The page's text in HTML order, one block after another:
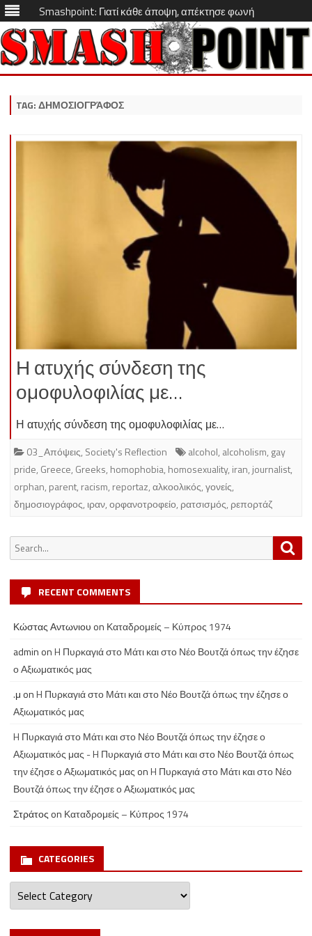
Smashpoint: Γιατί κάθε άποψη, απέκτησε φωνή
Skip
TAG:ΔΗΜΟΣΙΟΓΡΆΦΟΣ
Η ατυχής σύνδεση της
ομοφυλοφιλίας με…
Η ατυχής σύνδεση της ομοφυλοφιλίας με…
03_Απόψεις, Society's Reflection alcohol, alcoholism, gay
pride, Greece, Greeks, homophobia, homosexuality, iran, journalist,
orphan, parent, racism, reportaz,αλκοολικός,γονείς,
δημοσιογράφος, ιραν,ορφανοτροφείο, ρατσισμός, ρεπορτάζ
Search
for:
RECENT COMMENTS
Κώστας Αντωνιου on Καταδρομείς – Κύπρος 1974
admin onH Πυρκαγιά στο Μάτι και στο Νέο Βουτζά όπως την έζησε
ο Αξιωματικός μας
.μ onH Πυρκαγιά στο Μάτι και στο Νέο Βουτζά όπως την έζησε ο
Αξιωματικός μας
H Πυρκαγιά στο Μάτι και στο Νέο Βουτζά όπως την έζησε ο
Αξιωματικός μας - H Πυρκαγιά στο Μάτι και στο Νέο Βουτζά όπως
την έζησε ο Αξιωματικός μαςonH Πυρκαγιά στο Μάτι και στο Νέο
Βουτζά όπως την έζησε ο Αξιωματικός μας
Στράτοςon Καταδρομείς – Κύπρος 1974
CATEGORIES
Categories